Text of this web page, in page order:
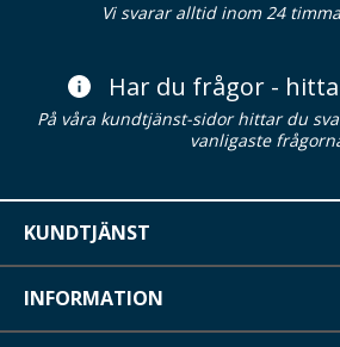
Vi svarar alltid inom 24
Har du frågor -
På våra kundtjänst-sidor hittar du
vanligaste
KUNDTJÄNST
INFORMATION